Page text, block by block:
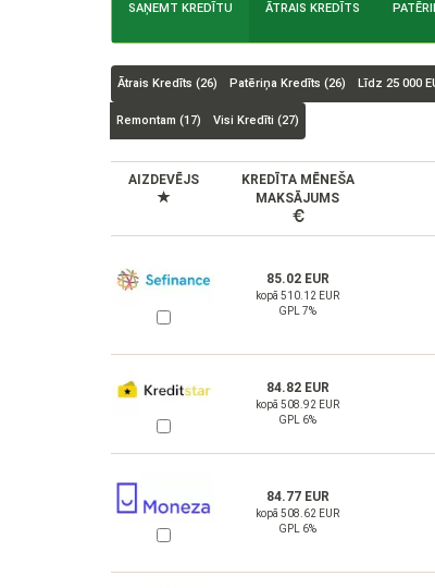
SAŅEMT KREDĪTU ĀTRAIS KREDĪTS
Ātrais Kredīts (26) Patēriņa Kredīts (26) Līdz 25 000
Remontam (17) Visi Kredīti (27)
AIZDEVĒJS
KREDĪTA MĒNEŠA
MAKSĀJUMS
85.02 EUR
kopā 510.12 EUR
GPL 7%
84.82 EUR
kopā 508.92 EUR
GPL 6%
84.77 EUR
kopā 508.62 EUR
GPL 6%